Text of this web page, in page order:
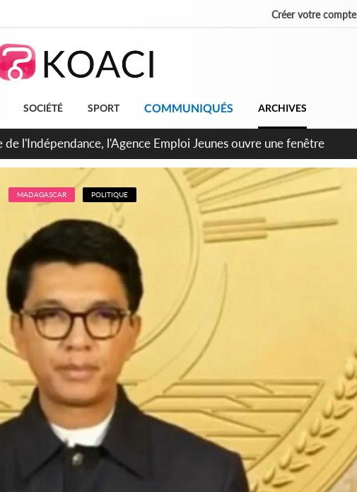
Créer votre compte
SOCIÉTÉ SPORT COMMUNIQUÉS ARCHIVES
la fronde, les agents contractuels obtiennent un accord avec la
MADAGASCAR POLITIQUE